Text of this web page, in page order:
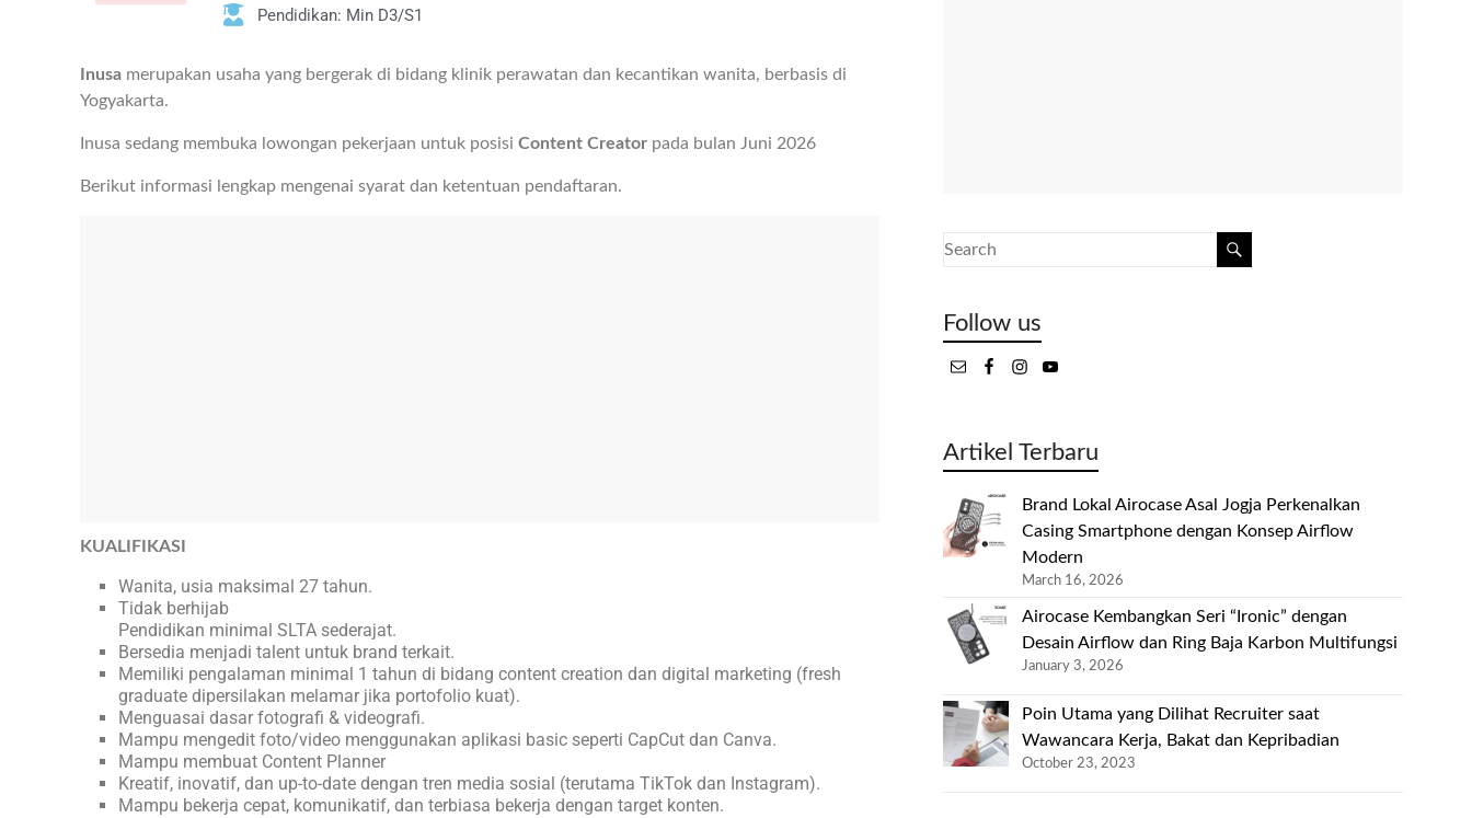
Pendidikan: Min D3/S1
Inusa merupakan usaha yang bergerak di bidang klinik perawatan dan kecantikan wanita, berbasis di
Yogyakarta.
Inusa sedang membuka lowongan pekerjaan untuk posisi Content Creator pada bulan Juni 2026
Berikut informasi lengkap mengenai syarat dan ketentuan pendaftaran.
KUALIFIKASI
Wanita, usia maksimal 27 tahun.
Tidak berhijab
Pendidikan minimal SLTA sederajat.
Bersedia menjadi talent untuk brand terkait.
Memiliki pengalaman minimal 1 tahun di bidang content creation dan digital marketing (fresh
graduate dipersilakan melamar jika portofolio kuat).
Menguasai dasar fotografi & videografi.
Mampu mengedit foto/video menggunakan aplikasi basic seperti CapCut dan Canva.
Mampu membuat Content Planner
Kreatif, inovatif, dan up-to-date dengan tren media sosial (terutama TikTok dan Instagram).
Mampu bekerja cepat, komunikatif, dan terbiasa bekerja dengan target konten.
Follow us
Artikel Terbaru
Brand Lokal Airocase Asal Jogja Perkenalkan
Casing Smartphone dengan Konsep Airflow
Modern
March 16, 2026
Airocase Kembangkan Seri “Ironic” dengan
Desain Airflow dan Ring Baja Karbon Multifungsi
January 3, 2026
Poin Utama yang Dilihat Recruiter saat
Wawancara Kerja, Bakat dan Kepribadian
October 23, 2023